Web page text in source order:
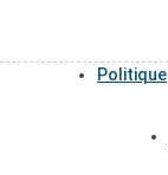
Politique